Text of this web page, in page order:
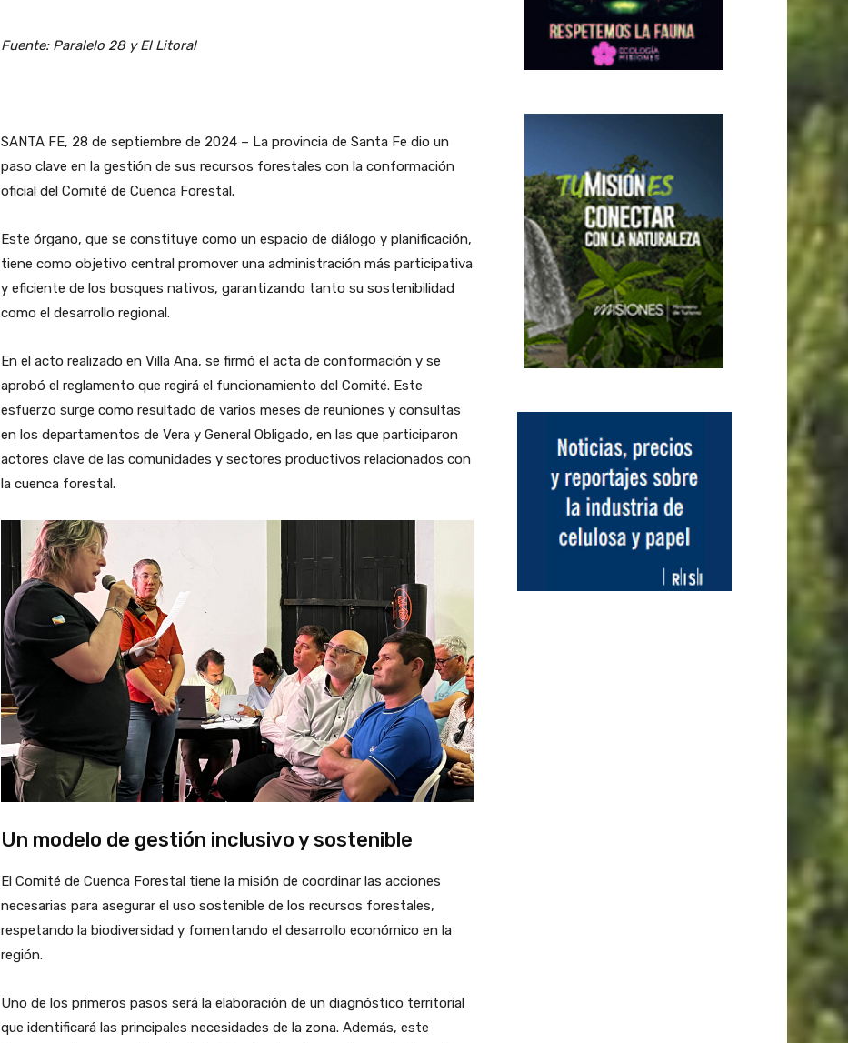
Fuente: Paralelo 28 y El Litoral
SANTA FE, 28 de septiembre de 2024 – La provincia de Santa Fe dio un
paso clave en la gestión de sus recursos forestales con la conformación
oficial del Comité de Cuenca Forestal.
Este órgano, que se constituye como un espacio de diálogo y planificación,
tiene como objetivo central promover una administración más participativa
y eficiente de los bosques nativos, garantizando tanto su sostenibilidad
como el desarrollo regional.
En el acto realizado en Villa Ana, se firmó el acta de conformación y se
aprobó el reglamento que regirá el funcionamiento del Comité. Este
esfuerzo surge como resultado de varios meses de reuniones y consultas
en los departamentos de Vera y General Obligado, en las que participaron
actores clave de las comunidades y sectores productivos relacionados con
la cuenca forestal.
Un modelo de gestión inclusivo y sostenible
El Comité de Cuenca Forestal tiene la misión de coordinar las acciones
necesarias para asegurar el uso sostenible de los recursos forestales,
respetando la biodiversidad y fomentando el desarrollo económico en la
región.
Uno de los primeros pasos será la elaboración de un diagnóstico territorial
que identificará las principales necesidades de la zona. Además, este